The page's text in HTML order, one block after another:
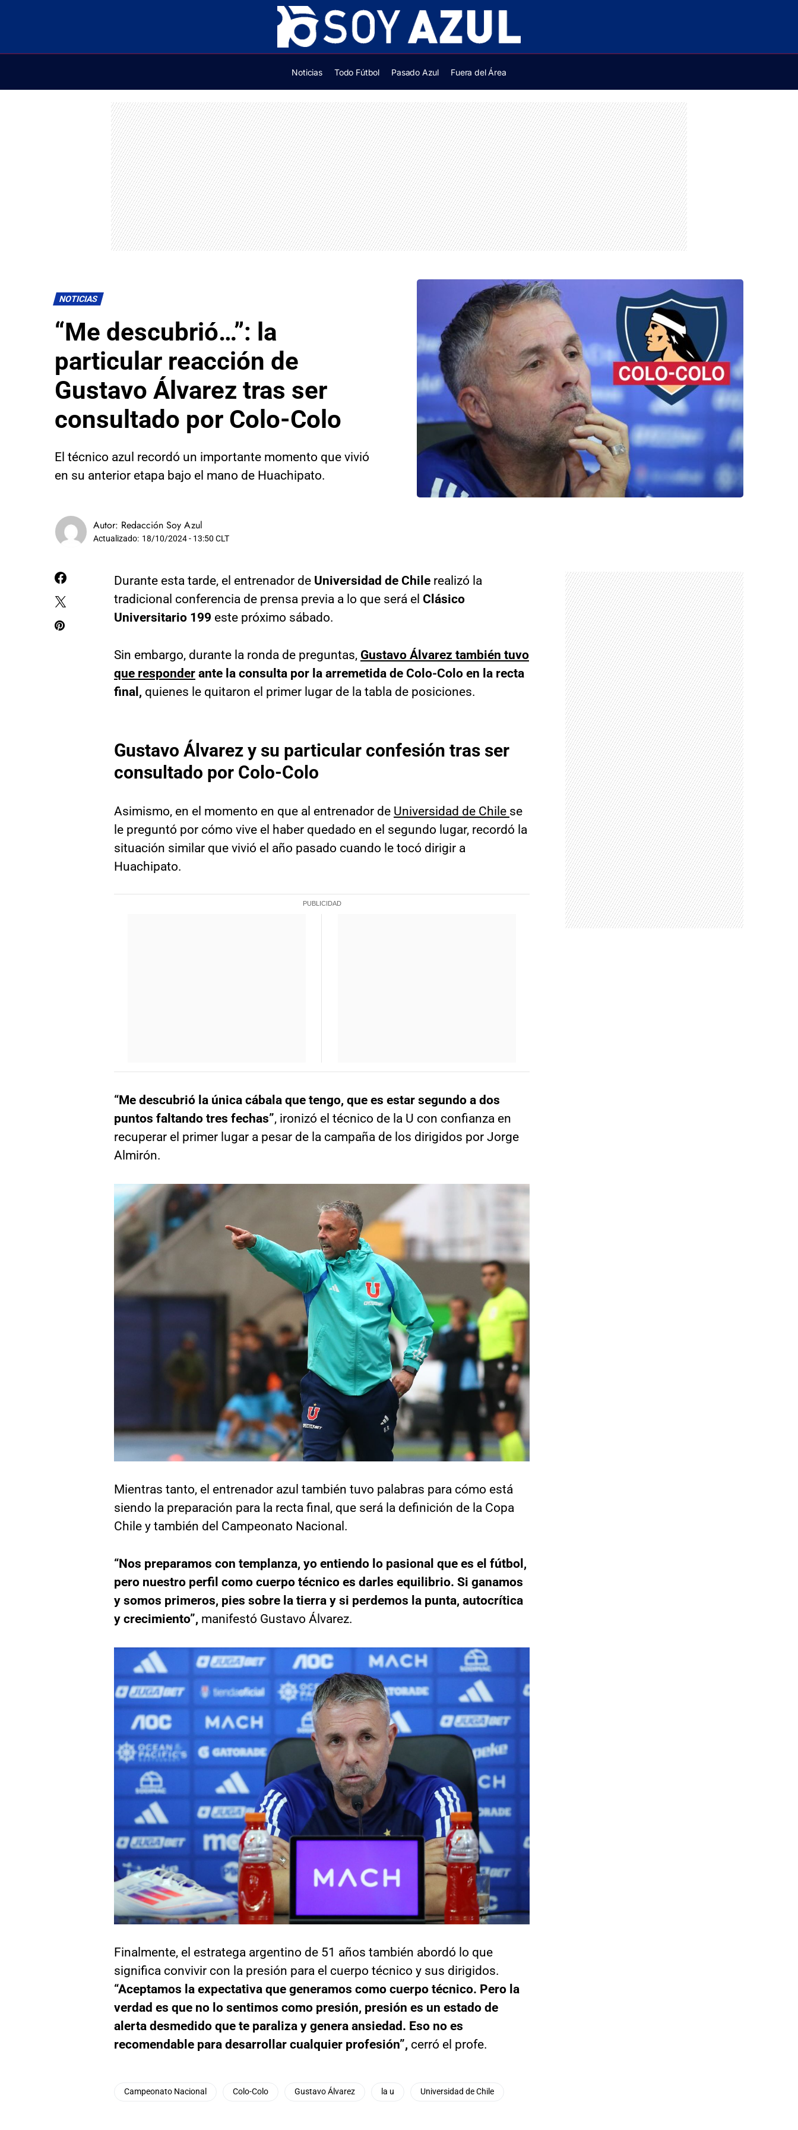
Noticias Todo Fútbol Pasado Azul Fuera del Área
NOTICIAS
“Me descubrió…”: la
particular reacción de
Gustavo Álvarez tras ser
consultado por Colo-Colo
El técnico azul recordó un importante momento que vivió
en su anterior etapa bajo el mano de Huachipato.
Autor: Redacción Soy Azul
Actualizado: 18/10/2024 - 13:50 CLT
Durante esta tarde, el entrenador de Universidad de Chile realizó la
tradicional conferencia de prensa previa a lo que será el Clásico
Universitario 199 este próximo sábado.
Sin embargo, durante la ronda de preguntas, Gustavo Álvarez también tuvo
que responder ante la consulta por la arremetida de Colo-Colo en la recta
final, quienes le quitaron el primer lugar de la tabla de posiciones.
Gustavo Álvarez y su particular confesión tras ser
consultado por Colo-Colo
Asimismo, en el momento en que al entrenador de Universidad de Chile se
le preguntó por cómo vive el haber quedado en el segundo lugar, recordó la
situación similar que vivió el año pasado cuando le tocó dirigir a
Huachipato.
“Me descubrió la única cábala que tengo, que es estar segundo a dos
puntos faltando tres fechas”, ironizó el técnico de la U con confianza en
recuperar el primer lugar a pesar de la campaña de los dirigidos por Jorge
Almirón.
Mientras tanto, el entrenador azul también tuvo palabras para cómo está
siendo la preparación para la recta final, que será la definición de la Copa
Chile y también del Campeonato Nacional.
“Nos preparamos con templanza, yo entiendo lo pasional que es el fútbol,
pero nuestro perfil como cuerpo técnico es darles equilibrio. Si ganamos
y somos primeros, pies sobre la tierra y si perdemos la punta, autocrítica
y crecimiento”, manifestó Gustavo Álvarez.
Finalmente, el estratega argentino de 51 años también abordó lo que
significa convivir con la presión para el cuerpo técnico y sus dirigidos.
“Aceptamos la expectativa que generamos como cuerpo técnico. Pero la
verdad es que no lo sentimos como presión, presión es un estado de
alerta desmedido que te paraliza y genera ansiedad. Eso no es
recomendable para desarrollar cualquier profesión”, cerró el profe.
Campeonato Nacional Colo-Colo Gustavo Álvarez la u Universidad de Chile